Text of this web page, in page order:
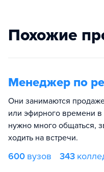
Похожие
Менеджер по
Они занимаются
или эфирного времени
нужно много общаться,
ходить на встречи.
600 вузов 343